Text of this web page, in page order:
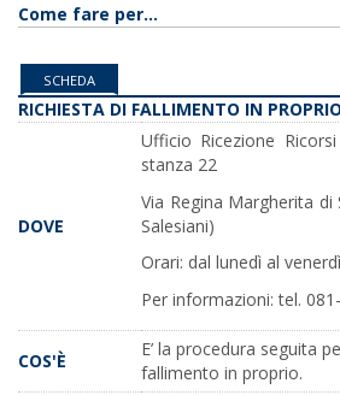
Come fare per...
SCHEDA
RICHIESTA DI FALLIMENTO IN PROPRIO
DOVE
Ufficio Ricezione
stanza 22
Via Regina Margherita
Salesiani)
Orari: dal lunedì al
Per informazioni: tel.
COS'È
E’ la procedura seguita
fallimento in proprio.